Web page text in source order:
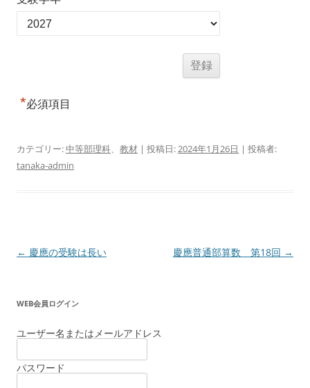
*必須項目
カテゴリー:中等部理科、 教材 | 投稿日:2024年1月26日 | 投稿者:
tanaka-admin
投
ビ
ゲ
シ
← 慶應の受験は長い 慶應普通部算数 第18回 →
WEB会員ログイン
ユーザー名またはメールアドレス
パスワード